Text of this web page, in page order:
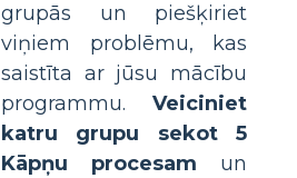
grupās un piešķiriet
viņiem problēmu, kas
saistīta ar jūsu mācību
programmu. Veiciniet
katru grupu sekot 5
Kāpņu procesam un